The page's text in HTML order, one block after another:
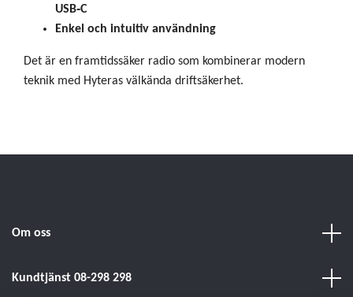
USB‑C
Enkel och intuitiv användning
Det är en framtidssäker radio som kombinerar modern
teknik med Hyteras välkända driftsäkerhet.
Om oss
Kundtjänst 08-298 298